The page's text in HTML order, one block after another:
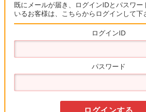
既にメールが届き、ログインIDとパスワー
いるお客様は、こちらからログインして下
ログインID
パスワード